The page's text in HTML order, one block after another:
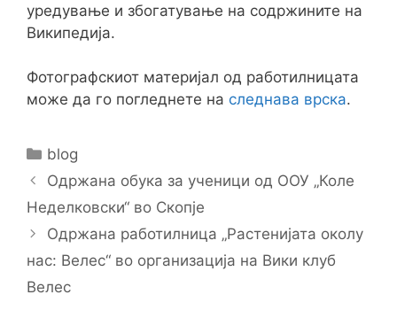
уредување и збогатување на содржините на
Википедија.
Фотографскиот материјал од работилницата
може да го погледнете на следнава врска.
Categories
blog
Post
navigation
Одржана обука за ученици од ООУ „Коле
Неделковски“ во Скопје
Одржана работилница „Растенијата околу
нас: Велес“ во организација на Вики клуб
Велес